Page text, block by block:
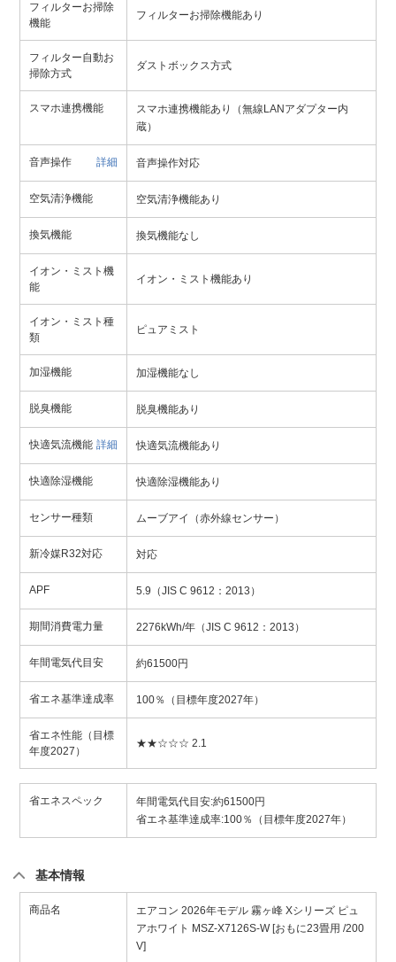
フィルターお掃除
機能
フィルターお掃除機能あり
フィルター自動お
掃除方式
ダストボックス方式
スマホ連携機能
スマホ連携機能あり（無線LANアダプター内
蔵）
音声操作 詳細 音声操作対応
空気清浄機能 空気清浄機能あり
換気機能 換気機能なし
イオン・ミスト機
能
イオン・ミスト機能あり
イオン・ミスト種
類
ピュアミスト
加湿機能 加湿機能なし
脱臭機能 脱臭機能あり
快適気流機能 詳細 快適気流機能あり
快適除湿機能 快適除湿機能あり
センサー種類 ムーブアイ（赤外線センサー）
新冷媒R32対応 対応
APF 5.9（JIS C 9612：2013）
期間消費電力量 2276kWh/年（JIS C 9612：2013）
年間電気代目安 約61500円
省エネ基準達成率 100％（目標年度2027年）
省エネ性能（目標
年度2027）
★★☆☆☆ 2.1
省エネスペック
年間電気代目安:約61500円
省エネ基準達成率:100％（目標年度2027年）
基本情報
商品名
エアコン 2026年モデル 霧ヶ峰 Xシリーズ ピュ
アホワイト MSZ-X7126S-W [おもに23畳用 /200
V]